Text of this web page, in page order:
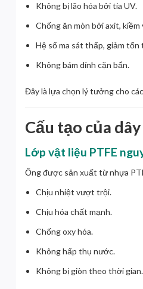
Không bị lão hóa bởi tia UV.
Chống ăn mòn bởi axit, kiềm
Hệ số ma sát thấp, giảm
Không bám dính cặn bẩn.
Đây là lựa chọn lý tưởng cho
Cấu tạo của
Lớp vật liệu PTFE
Ống được sản xuất từ nhựa
Chịu nhiệt vượt trội.
Chịu hóa chất mạnh.
Chống oxy hóa.
Không hấp thụ nước.
Không bị giòn theo thời gian.